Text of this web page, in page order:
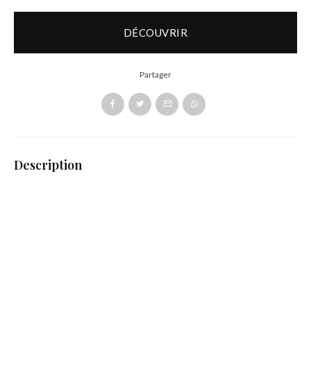
DÉCOUVRIR
Partager
Description